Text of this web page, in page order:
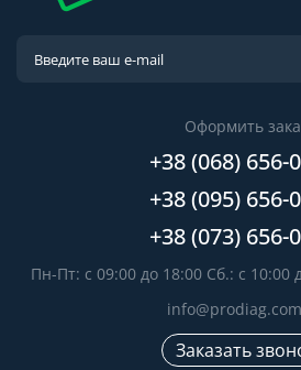
Оформить
+38 (068) 656-
+38 (095) 656-
+38 (073) 656-
Пн-Пт: с 09:00 до 18:00 Сб.: с 10:00
Заказать